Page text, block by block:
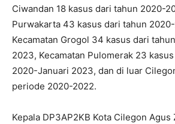
Ciwandan 18 kasus dari tahun 2020-
Purwakarta 43 kasus dari tahun
Kecamatan Grogol 34 kasus dari
2023, Kecamatan Pulomerak 23
2020-Januari 2023, dan di luar
periode 2020-2022.
Kepala DP3AP2KB Kota Cilegon Agus